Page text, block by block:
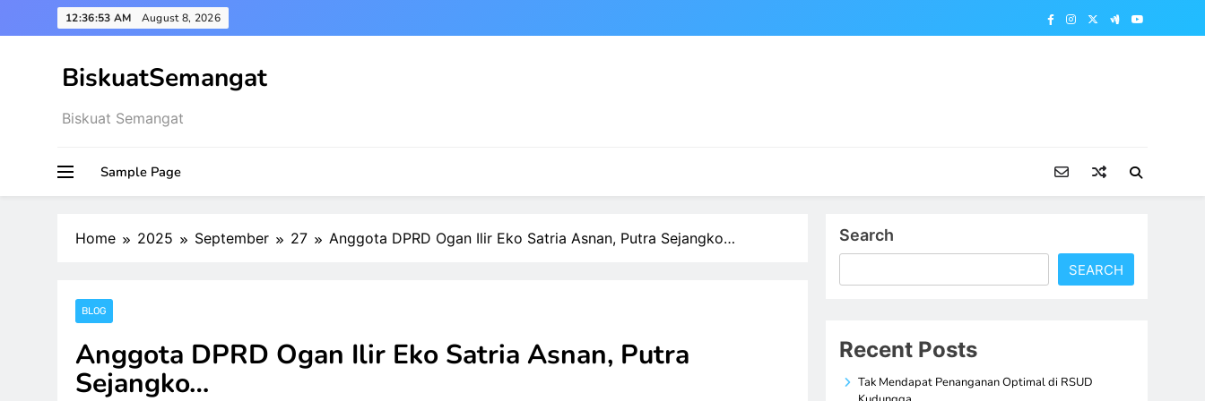
to
12:36:53 AM August 8, 2026
BiskuatSemangat
Biskuat Semangat
Sample Page
Home 2025 September 27 Anggota DPRD Ogan Ilir Eko Satria Asnan, Putra Sejangko…
BLOG
Anggota DPRD Ogan Ilir Eko Satria Asnan, Putra
Sejangko…
Search
SEARCH
Recent Posts
Tak Mendapat Penanganan Optimal di RSUD